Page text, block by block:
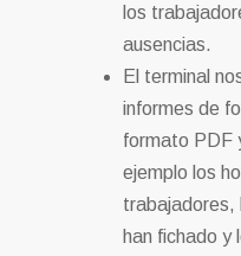
los
ausencias.
El terminal
informes de
formato PDF
ejemplo los
trabajadores,
han fichado y